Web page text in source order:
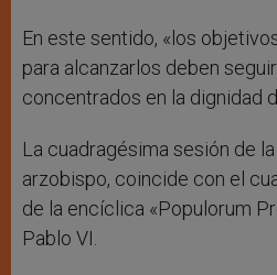
En este sentido, «los
para alcanzarlos deben
concentrados en la dignidad
La cuadragésima sesión de
arzobispo, coincide con el
de la encíclica «Populorum
Pablo VI.